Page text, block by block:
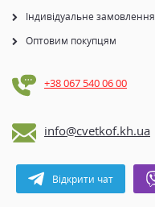
Індивідуальне замовлення
Оптовим покупцям
+38 067 540 06 00
info@cvetkof.kh.ua
Відкрити чат